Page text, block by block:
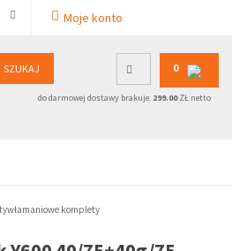
Moje konto
SZUKAJ 0
do darmowej dostawy brakuje: 299.00ZŁ netto
komplety